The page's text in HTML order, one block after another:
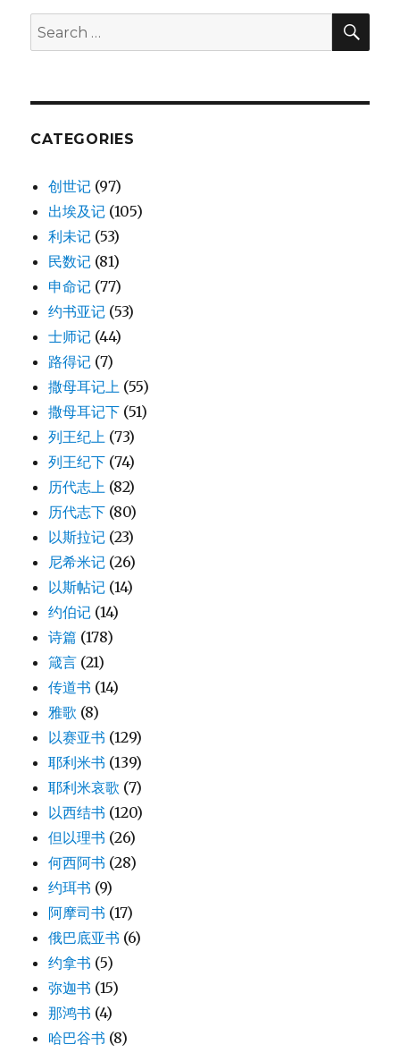
裔
Search
for:
CATEGORIES
创世记 (97)
出埃及记 (105)
利未记 (53)
民数记 (81)
申命记 (77)
约书亚记 (53)
士师记 (44)
路得记 (7)
撒母耳记上 (55)
撒母耳记下 (51)
列王纪上 (73)
列王纪下 (74)
历代志上 (82)
历代志下 (80)
以斯拉记 (23)
尼希米记 (26)
以斯帖记 (14)
约伯记 (14)
诗篇 (178)
箴言 (21)
传道书 (14)
雅歌 (8)
以赛亚书 (129)
耶利米书 (139)
耶利米哀歌 (7)
以西结书 (120)
但以理书 (26)
何西阿书 (28)
约珥书 (9)
阿摩司书 (17)
俄巴底亚书 (6)
约拿书 (5)
弥迦书 (15)
那鸿书 (4)
哈巴谷书 (8)